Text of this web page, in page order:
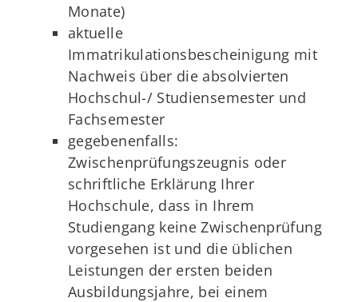
Monate)
aktuelle
Immatrikulationsbescheinigung mit
Nachweis über die absolvierten
Hochschul-/ Studiensemester und
Fachsemester
gegebenenfalls:
Zwischenprüfungszeugnis oder
schriftliche Erklärung Ihrer
Hochschule, dass in Ihrem
Studiengang keine Zwischenprüfung
vorgesehen ist und die üblichen
Leistungen der ersten beiden
Ausbildungsjahre, bei einem